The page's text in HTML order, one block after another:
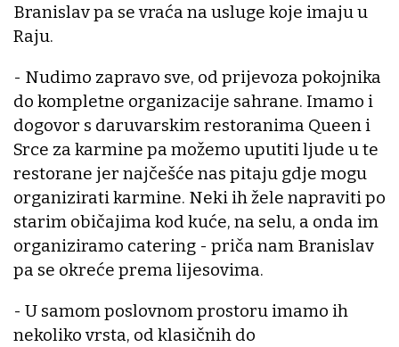
Branislav pa se vraća na usluge koje imaju u
Raju.
- Nudimo zapravo sve, od prijevoza pokojnika
do kompletne organizacije sahrane. Imamo i
dogovor s daruvarskim restoranima Queen i
Srce za karmine pa možemo uputiti ljude u te
restorane jer najčešće nas pitaju gdje mogu
organizirati karmine. Neki ih žele napraviti po
starim običajima kod kuće, na selu, a onda im
organiziramo catering - priča nam Branislav
pa se okreće prema lijesovima.
- U samom poslovnom prostoru imamo ih
nekoliko vrsta, od klasičnih do